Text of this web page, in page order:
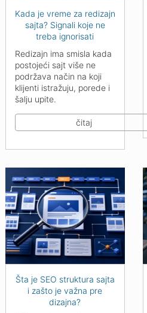
Kada je vreme za redizajn
sajta? Signali koje ne
treba ignorisati
Redizajn ima smisla kada
postojeći sajt više ne
podržava način na koji
klijenti istražuju, porede i
šalju upite.
čitaj
Šta je SEO struktura sajta
i zašto je važna pre
dizajna?